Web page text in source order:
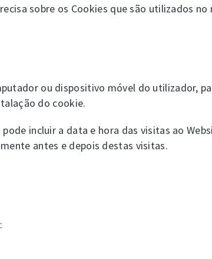
sobre os Cookies que são utilizados no
ou dispositivo móvel do utilizador,
do cookie.
incluir a data e hora das visitas ao
antes e depois destas visitas.